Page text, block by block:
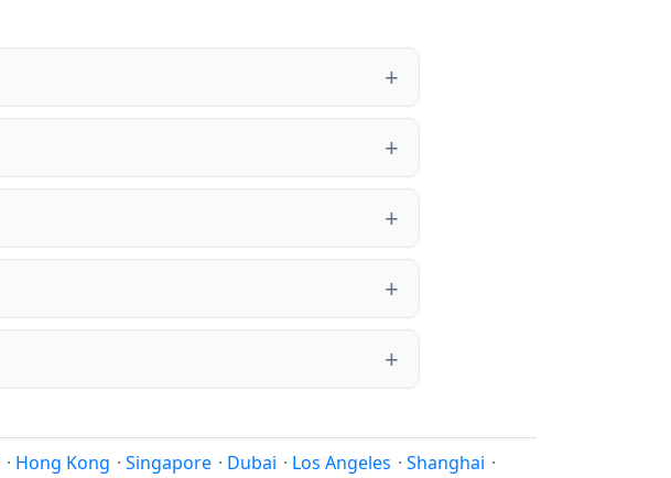
· Hong Kong · Singapore · Dubai · Los Angeles · Shanghai ·